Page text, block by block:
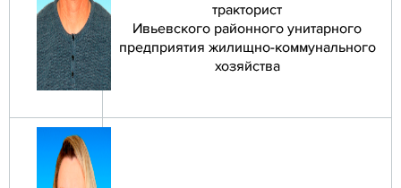
тракторист
Ивьевского районного унитарного
предприятия жилищно-коммунального
хозяйства